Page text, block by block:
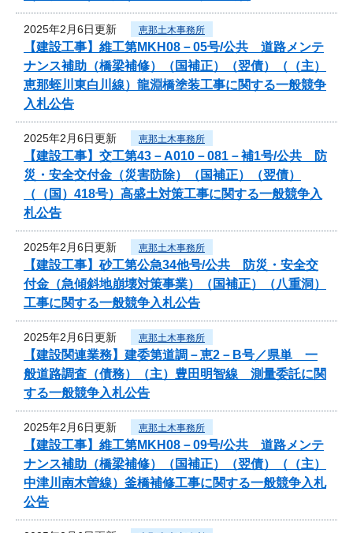
2025年2月6日更新 恵那土木事務所
【建設工事】維工第MKH08－05号/公共 道路メンテ
ナンス補助（橋梁補修）（国補正）（翌債）（（主）
恵那蛭川東白川線）龍淵橋塗装工事に関する一般競争
入札公告
2025年2月6日更新 恵那土木事務所
【建設工事】交工第43－A010－081－補1号/公共 防
災・安全交付金（災害防除）（国補正）（翌債）
（（国）418号）高盛土対策工事に関する一般競争入
札公告
2025年2月6日更新 恵那土木事務所
【建設工事】砂工第公急34他号/公共 防災・安全交
付金（急傾斜地崩壊対策事業）（国補正）（八重洞）
工事に関する一般競争入札公告
2025年2月6日更新 恵那土木事務所
【建設関連業務】建委第道調－恵2－B号／県単 一
般道路調査（債務）（主）豊田明智線 測量委託に関
する一般競争入札公告
2025年2月6日更新 恵那土木事務所
【建設工事】維工第MKH08－09号/公共 道路メンテ
ナンス補助（橋梁補修）（国補正）（翌債）（（主）
中津川南木曽線）釜橋補修工事に関する一般競争入札
公告